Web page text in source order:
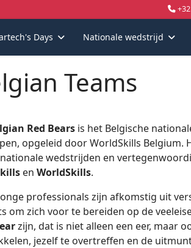
Days Nationale wedstrijd
Teams
Red Bears is het Belgische
opgeleid door WorldSkills
wedstrijden en
en WorldSkills.
professionals zijn afkomstig uit
om zich voor te bereiden op de
zijn, dat is niet alleen een eer, maar
jezelf te overtreffen en de